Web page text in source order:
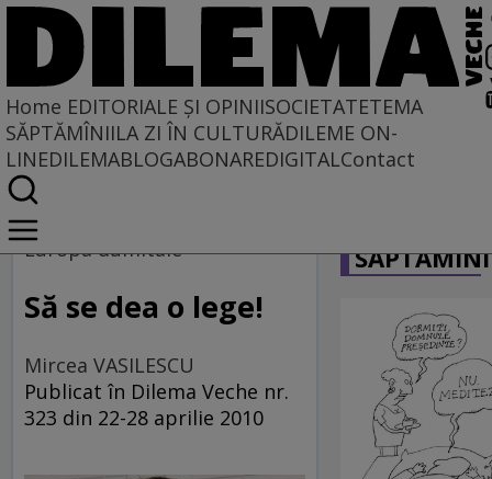
Home EDITORIALE ȘI OPINIISOCIETATETEMA
SĂPTĂMÎNIILA ZI ÎN CULTURĂDILEME ON-
LINEDILEMABLOGABONAREDIGITALContact
Home
EDITORIALE ȘI OPINII
SITUAȚIUNEA
Europa dumitale
Să se dea o lege!
Mircea VASILESCU
Publicat în Dilema Veche nr.
323 din 22-28 aprilie 2010